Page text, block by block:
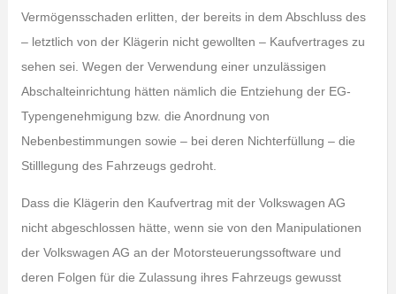
Vermögensschaden erlitten, der bereits in dem Abschluss des
– letztlich von der Klägerin nicht gewollten – Kaufvertrages zu
sehen sei. Wegen der Verwendung einer unzulässigen
Abschalteinrichtung hätten nämlich die Entziehung der EG-
Typengenehmigung bzw. die Anordnung von
Nebenbestimmungen sowie – bei deren Nichterfüllung – die
Stilllegung des Fahrzeugs gedroht.
Dass die Klägerin den Kaufvertrag mit der Volkswagen AG
nicht abgeschlossen hätte, wenn sie von den Manipulationen
der Volkswagen AG an der Motorsteuerungssoftware und
deren Folgen für die Zulassung ihres Fahrzeugs gewusst